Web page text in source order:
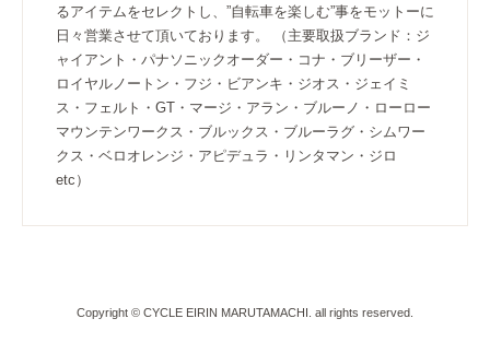
るアイテムをセレクトし、”自転車を楽しむ”事をモットーに
日々営業させて頂いております。 （主要取扱ブランド：ジ
ャイアント・パナソニックオーダー・コナ・ブリーザー・
ロイヤルノートン・フジ・ビアンキ・ジオス・ジェイミ
ス・フェルト・GT・マージ・アラン・ブルーノ・ローロー
マウンテンワークス・ブルックス・ブルーラグ・シムワー
クス・ベロオレンジ・アピデュラ・リンタマン・ジロ
etc）
Copyright © CYCLE EIRIN MARUTAMACHI. all rights reserved.